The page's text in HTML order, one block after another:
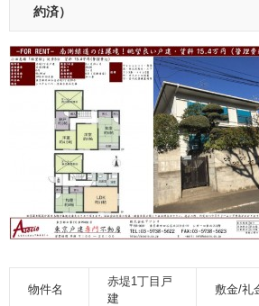
約済）
物件名
赤堤1丁目戸
建
敷金/礼